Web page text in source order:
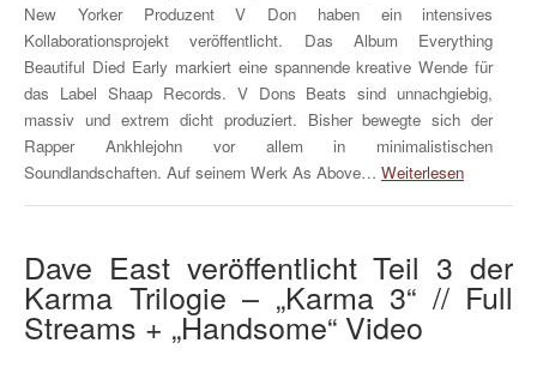
New Yorker Produzent V Don haben ein intensives
Kollaborationsprojekt veröffentlicht. Das Album Everything
Beautiful Died Early markiert eine spannende kreative Wende für
das Label Shaap Records. V Dons Beats sind unnachgiebig,
massiv und extrem dicht produziert. Bisher bewegte sich der
Rapper Ankhlejohn vor allem in minimalistischen
Soundlandschaften. Auf seinem Werk As Above… Weiterlesen
Dave East veröffentlicht Teil 3 der
Karma Trilogie – „Karma 3“ // Full
Streams + „Handsome“ Video